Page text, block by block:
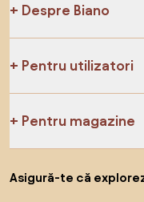
Despre Biano
Pentru utilizatori
Pentru magazine
Asigură-te că